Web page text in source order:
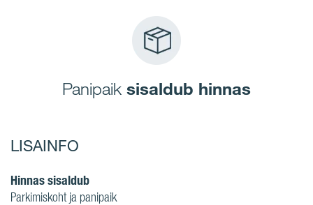
Panipaik sisaldub hinnas
LISAINFO
Hinnas sisaldub
Parkimiskoht ja panipaik